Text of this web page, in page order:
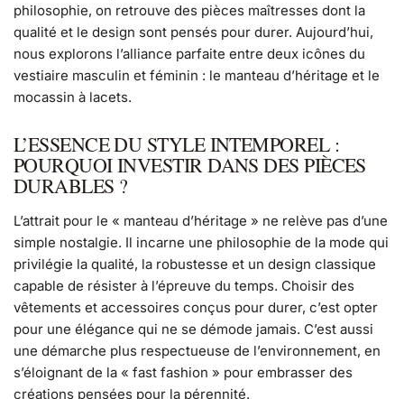
philosophie, on retrouve des pièces maîtresses dont la
qualité et le design sont pensés pour durer. Aujourd’hui,
nous explorons l’alliance parfaite entre deux icônes du
vestiaire masculin et féminin : le manteau d’héritage et le
mocassin à lacets.
L’ESSENCE DU STYLE INTEMPOREL :
POURQUOI INVESTIR DANS DES PIÈCES
DURABLES ?
L’attrait pour le « manteau d’héritage » ne relève pas d’une
simple nostalgie. Il incarne une philosophie de la mode qui
privilégie la qualité, la robustesse et un design classique
capable de résister à l’épreuve du temps. Choisir des
vêtements et accessoires conçus pour durer, c’est opter
pour une élégance qui ne se démode jamais. C’est aussi
une démarche plus respectueuse de l’environnement, en
s’éloignant de la « fast fashion » pour embrasser des
créations pensées pour la pérennité.